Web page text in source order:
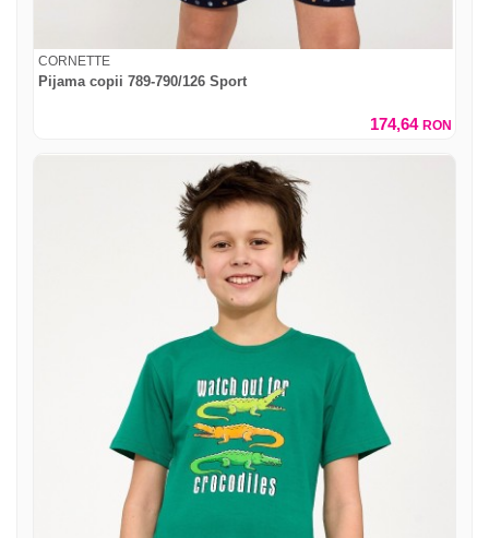
CORNETTE
Pijama copii 789-790/126 Sport
174,64 RON